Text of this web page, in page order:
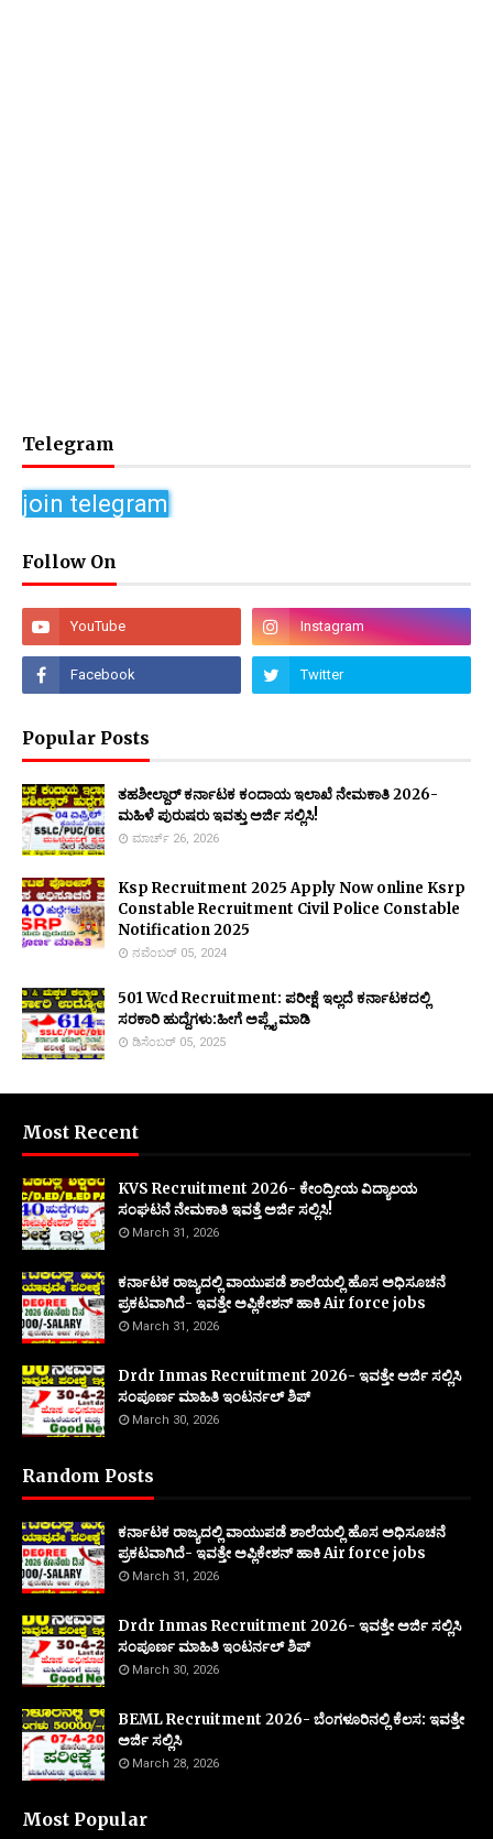
Telegram
join telegram
Follow On
Popular Posts
ತಹಶೀಲ್ದಾರ್ ಕರ್ನಾಟಕ ಕಂದಾಯ ಇಲಾಖೆ ನೇಮಕಾತಿ 2026-
ಮಹಿಳೆ ಪುರುಷರು ಇವತ್ತು ಅರ್ಜಿ ಸಲ್ಲಿಸಿ!
ಮಾರ್ಚ್ 26, 2026
Ksp Recruitment 2025 Apply Now online Ksrp
Constable Recruitment Civil Police Constable
Notification 2025
ನವೆಂಬರ್ 05, 2024
501 Wcd Recruitment: ಪರೀಕ್ಷೆ ಇಲ್ಲದೆ ಕರ್ನಾಟಕದಲ್ಲಿ
ಸರಕಾರಿ ಹುದ್ದೆಗಳು:ಹೀಗೆ ಅಪ್ಲೈ ಮಾಡಿ
ಡಿಸೆಂಬರ್ 05, 2025
Most Recent
KVS Recruitment 2026- ಕೇಂದ್ರೀಯ ವಿದ್ಯಾಲಯ
ಸಂಘಟನೆ ನೇಮಕಾತಿ ಇವತ್ತೆ ಅರ್ಜಿ ಸಲ್ಲಿಸಿ!
March 31, 2026
ಕರ್ನಾಟಕ ರಾಜ್ಯದಲ್ಲಿ ವಾಯುಪಡೆ ಶಾಲೆಯಲ್ಲಿ ಹೊಸ ಅಧಿಸೂಚನೆ
ಪ್ರಕಟವಾಗಿದೆ- ಇವತ್ತೇ ಅಪ್ಲಿಕೇಶನ್ ಹಾಕಿ Air force jobs
March 31, 2026
Drdr Inmas Recruitment 2026- ಇವತ್ತೇ ಅರ್ಜಿ ಸಲ್ಲಿಸಿ
ಸಂಪೂರ್ಣ ಮಾಹಿತಿ ಇಂಟರ್ನಲ್ ಶಿಪ್
March 30, 2026
Random Posts
ಕರ್ನಾಟಕ ರಾಜ್ಯದಲ್ಲಿ ವಾಯುಪಡೆ ಶಾಲೆಯಲ್ಲಿ ಹೊಸ ಅಧಿಸೂಚನೆ
ಪ್ರಕಟವಾಗಿದೆ- ಇವತ್ತೇ ಅಪ್ಲಿಕೇಶನ್ ಹಾಕಿ Air force jobs
March 31, 2026
Drdr Inmas Recruitment 2026- ಇವತ್ತೇ ಅರ್ಜಿ ಸಲ್ಲಿಸಿ
ಸಂಪೂರ್ಣ ಮಾಹಿತಿ ಇಂಟರ್ನಲ್ ಶಿಪ್
March 30, 2026
BEML Recruitment 2026- ಬೆಂಗಳೂರಿನಲ್ಲಿ ಕೆಲಸ: ಇವತ್ತೇ
ಅರ್ಜಿ ಸಲ್ಲಿಸಿ
March 28, 2026
Most Popular